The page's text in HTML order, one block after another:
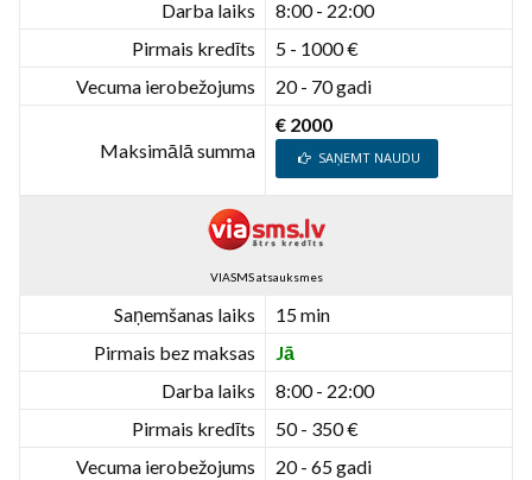
Darba laiks
8:00 - 22:00
Pirmais kredīts
5 - 1000 €
Vecuma ierobežojums
20 - 70 gadi
Maksimālā summa
€ 2000
SAŅEMT NAUDU
VIASMS atsauksmes
Saņemšanas laiks
15 min
Pirmais bez maksas
Jā
Darba laiks
8:00 - 22:00
Pirmais kredīts
50 - 350 €
Vecuma ierobežojums
20 - 65 gadi